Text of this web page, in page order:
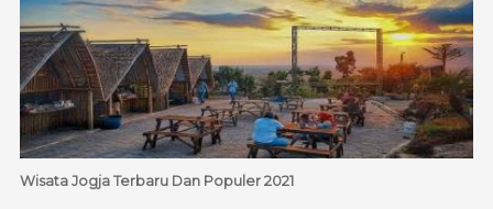
Wisata Jogja Terbaru Dan Populer 2021